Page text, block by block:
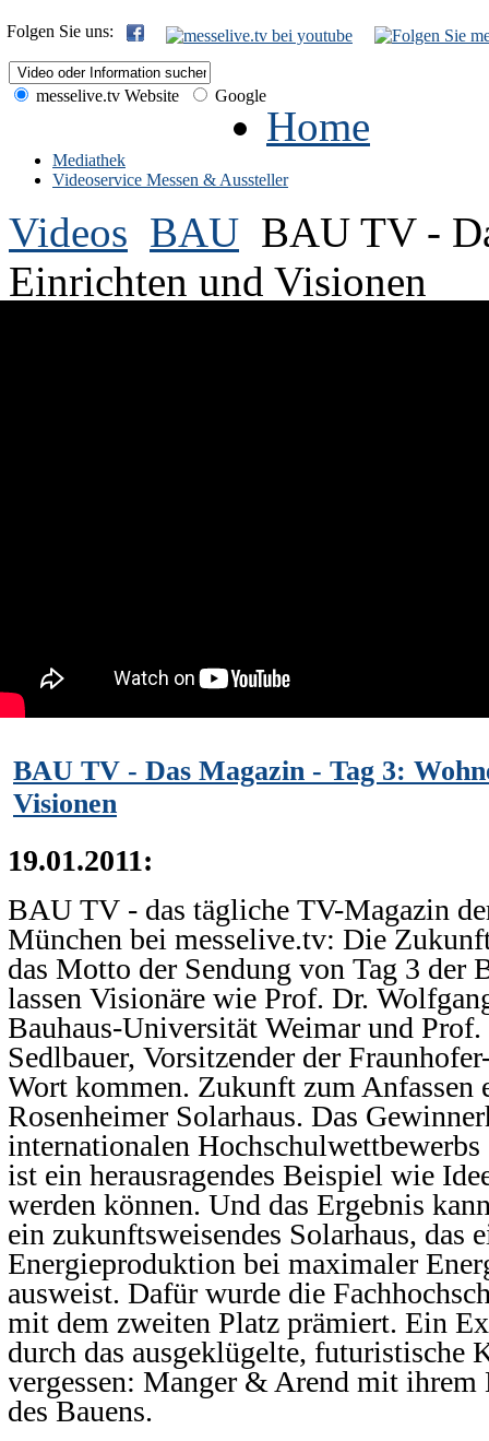
Folgen Sie uns:
messelive.tv Website Google
Home
Mediathek
Videoservice Messen & Aussteller
Videos BAU BAU TV -
Einrichten und Visionen
BAU TV - Das Magazin - Tag 3:
Visionen
19.01.2011:
BAU TV - das tägliche TV-Magazin
München bei messelive.tv: Die
das Motto der Sendung von Tag 3 der
lassen Visionäre wie Prof. Dr.
Bauhaus-Universität Weimar und
Sedlbauer, Vorsitzender der
Wort kommen. Zukunft zum Anfassen
Rosenheimer Solarhaus. Das
internationalen
ist ein herausragendes Beispiel wie
werden können. Und das Ergebnis
ein zukunftsweisendes Solarhaus, das
Energieproduktion bei maximaler
ausweist. Dafür wurde die
mit dem zweiten Platz prämiert. Ein
durch das ausgeklügelte, futuristische
vergessen: Manger & Arend mit
des Bauens.